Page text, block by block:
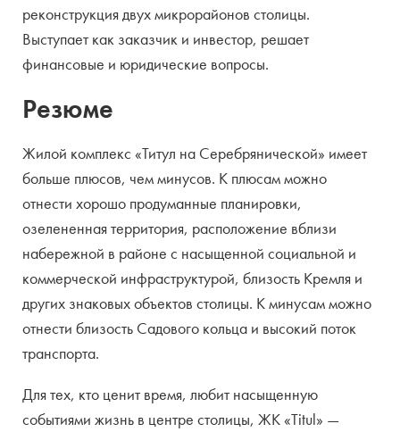
реконструкция двух микрорайонов столицы.
Выступает как заказчик и инвестор, решает
финансовые и юридические вопросы.
Резюме
Жилой комплекс «Титул на Серебрянической» имеет
больше плюсов, чем минусов. К плюсам можно
отнести хорошо продуманные планировки,
озелененная территория, расположение вблизи
набережной в районе с насыщенной социальной и
коммерческой инфраструктурой, близость Кремля и
других знаковых объектов столицы. К минусам можно
отнести близость Садового кольца и высокий поток
транспорта.
Для тех, кто ценит время, любит насыщенную
событиями жизнь в центре столицы, ЖК «Titul» —